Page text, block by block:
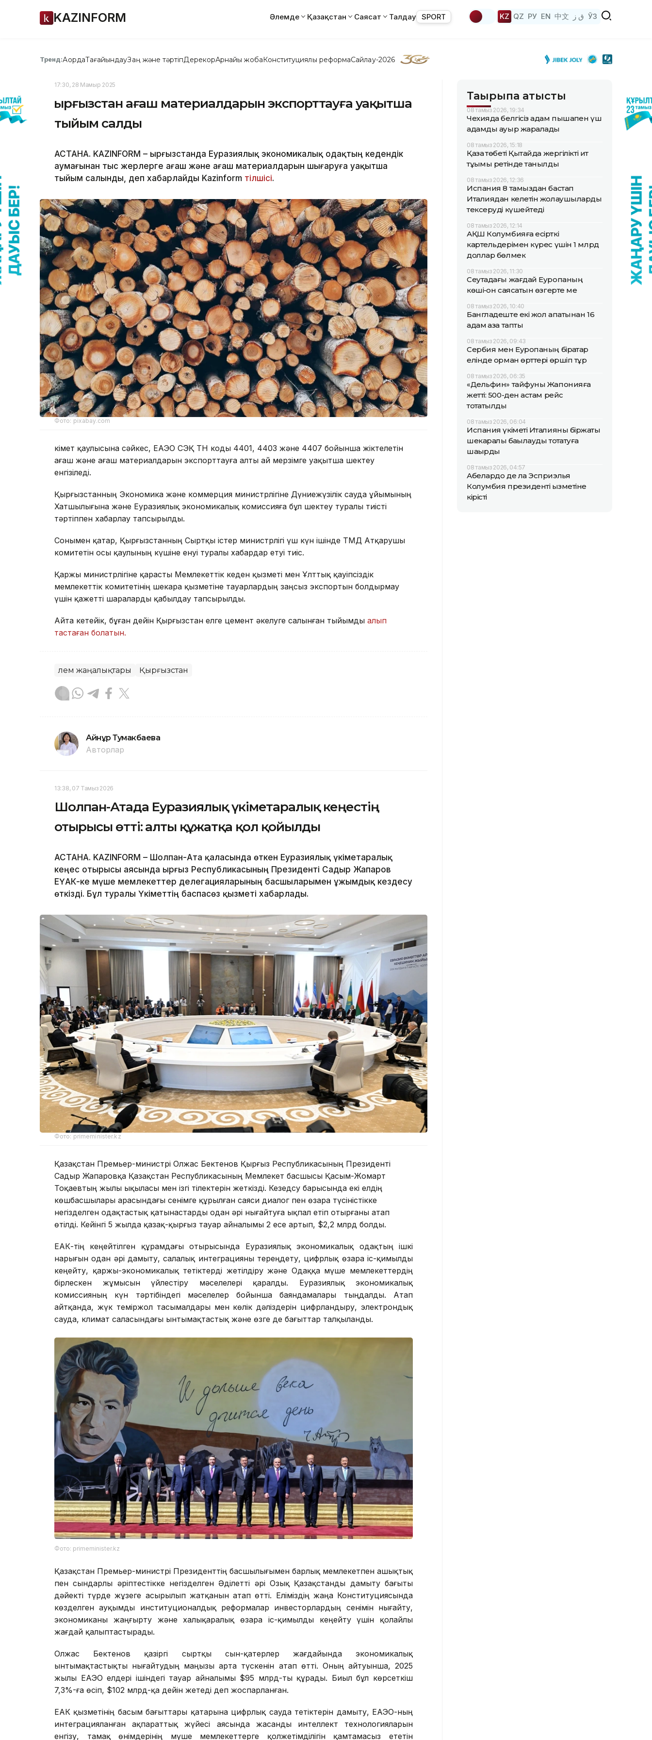
KAZINFORM Әлемде Қазақстан Саясат Талдау SPORT KZ QZ РУ EN 中文 ق ز ЎЗ
Тренд:АқордаТағайындауЗаң және тәртіпДерекқорАрнайы жобаКонституциялық реформаСайлау-2026
17:30, 28 Мамыр 2025
Қырғызстан ағаш материалдарын экспорттауға уақытша
тыйым салды
АСТАНА. KAZINFORM – Қырғызстанда Еуразиялық экономикалық одақтың кедендік
аумағынан тыс жерлерге ағаш және ағаш материалдарын шығаруға уақытша
тыйым салынды, деп хабарлайды Kazinform тілшісі.
Фото: pixabay.com
Үкімет қаулысына сәйкес, ЕАЭО СЭҚ ТН коды 4401, 4403 және 4407 бойынша жіктелетін
ағаш және ағаш материалдарын экспорттауға алты ай мерзімге уақытша шектеу
енгізіледі.
Қырғызстанның Экономика және коммерция министрлігіне Дүниежүзілік сауда ұйымының
Хатшылығына және Еуразиялық экономикалық комиссияға бұл шектеу туралы тиісті
тәртіппен хабарлау тапсырылды.
Сонымен қатар, Қырғызстанның Сыртқы істер министрлігі үш күн ішінде ТМД Атқарушы
комитетін осы қаулының күшіне енуі туралы хабардар етуі тиіс.
Қаржы министрлігіне қарасты Мемлекеттік кеден қызметі мен Ұлттық қауіпсіздік
мемлекеттік комитетінің шекара қызметіне тауарлардың заңсыз экспортын болдырмау
үшін қажетті шараларды қабылдау тапсырылды.
Айта кетейік, бұған дейін Қырғызстан елге цемент әкелуге салынған тыйымды алып
тастаған болатын.
Әлем жаңалықтары Қырғызстан
Айнұр Тумакбаева
Авторлар
13:38, 07 Тамыз 2026
Шолпан-Атада Еуразиялық үкіметаралық кеңестің
отырысы өтті: алты құжатқа қол қойылды
АСТАНА. KAZINFORM – Шолпан-Ата қаласында өткен Еуразиялық үкіметаралық
кеңес отырысы аясында Қырғыз Республикасының Президенті Садыр Жапаров
ЕҮАК-ке мүше мемлекеттер делегацияларының басшыларымен ұжымдық кездесу
өткізді. Бұл туралы Үкіметтің баспасөз қызметі хабарлады.
Фото: primeminister.kz
Қазақстан Премьер-министрі Олжас Бектенов Қырғыз Республикасының Президенті
Садыр Жапаровқа Қазақстан Республикасының Мемлекет басшысы Қасым-Жомарт
Тоқаевтың жылы ықыласы мен ізгі тілектерін жеткізді. Кезедсу барысында екі елдің
көшбасшылары арасындағы сенімге құрылған саяси диалог пен өзара түсіністікке
негізделген одақтастық қатынастарды одан әрі нығайтуға ықпал етіп отырғаны атап
өтілді. Кейінгі 5 жылда қазақ-қырғыз тауар айналымы 2 есе артып, $2,2 млрд болды.
ЕҮАК-тің кеңейтілген құрамдағы отырысында Еуразиялық экономикалық одақтың ішкі
нарығын одан әрі дамыту, салалық интеграцияны тереңдету, цифрлық өзара іс-қимылды
кеңейту, қаржы-экономикалық тетіктерді жетілдіру және Одаққа мүше мемлекеттердің
бірлескен жұмысын үйлестіру мәселелері қаралды. Еуразиялық экономикалық
комиссияның күн тәртібіндегі мәселелер бойынша баяндамалары тыңдалды. Атап
айтқанда, жүк теміржол тасымалдары мен көлік дәліздерін цифрландыру, электрондық
сауда, климат саласындағы ынтымақтастық және өзге де бағыттар талқыланды.
Фото: primeminister.kz
Қазақстан Премьер-министрі Президенттің басшылығымен барлық мемлекетпен ашықтық
пен сындарлы әріптестікке негізделген Әділетті әрі Озық Қазақстанды дамыту бағыты
дәйекті түрде жұзеге асырылып жатқанын атап өтті. Еліміздің жаңа Конституциясында
көзделген ауқымды институционалдық реформалар инвесторлардың сенімін нығайту,
экономиканы жаңғырту және халықаралық өзара іс-қимылды кеңейту үшін қолайлы
жағдай қалыптастырады.
Олжас Бектенов қазіргі сыртқы сын-қатерлер жағдайында экономикалық
ынтымақтастықты нығайтудың маңызы арта түскенін атап өтті. Оның айтуынша, 2025
жылы ЕАЭО елдері ішіндегі тауар айналымы $95 млрд-ты құрады. Биыл бұл көрсеткіш
7,3%-ға өсіп, $102 млрд-қа дейін жетеді деп жоспарланған.
ЕҮАК қызметінің басым бағыттары қатарына цифрлық сауда тетіктерін дамыту, ЕАЭО-ның
интеграцияланған ақпараттық жүйесі аясында жасанды интеллект технологияларын
енгізу, тамақ өнімдерінің мүше мемлекеттерге қолжетімділігін қамтамасыз ететін
Тақырыпқа қатысты
08 тамыз 2026, 19:34
Чехияда белгісіз адам пышақпен үш
адамды ауыр жаралады
08 тамыз 2026, 15:18
Қазақ төбеті Қытайда жергілікті ит
тұқымы ретінде танылды
08 тамыз 2026, 12:36
Испания 8 тамыздан бастап
Италиядан келетін жолаушыларды
тексеруді күшейтеді
08 тамыз 2026, 12:14
АҚШ Колумбияға есірткі
картельдерімен күрес үшін 1 млрд
доллар бөлмек
08 тамыз 2026, 11:30
Сеутадағы жағдай Еуропаның
көші-қон саясатын өзгерте ме
08 тамыз 2026, 10:40
Бангладеште екі жол апатынан 16
адам қаза тапты
08 тамыз 2026, 09:43
Сербия мен Еуропаның бірқатар
елінде орман өрттері өршіп тұр
08 тамыз 2026, 06:35
«Дельфин» тайфуны Жапонияға
жетті: 500-ден астам рейс
тоқтатылды
08 тамыз 2026, 06:04
Испания үкіметі Италияны біржақты
шекаралық бақылауды тоқтатуға
шақырды
08 тамыз 2026, 04:57
Абелардо де ла Эсприэлья
Колумбия президенті қызметіне
кірісті